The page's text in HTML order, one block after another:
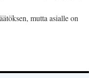
mutta asialle on